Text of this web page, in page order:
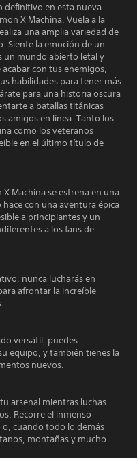
definitivo en esta nueva
X Machina. Vuela a la
una amplia variedad de
Siente la emoción de un
un mundo abierto letal y
con tus enemigos,
habilidades para tener más
para una historia oscura
a batallas titánicas
amigos en línea. Tanto los
como los veteranos
en el último título de
Machina se estrena en una
con una aventura épica
a principiantes y un
a los fans de
nunca lucharás en
afrontar la increíble
versátil, puedes
equipo, y también tienes la
nuevos.
arsenal mientras luchas
Recorre el inmenso
cuando todo lo demás
montañas y mucho